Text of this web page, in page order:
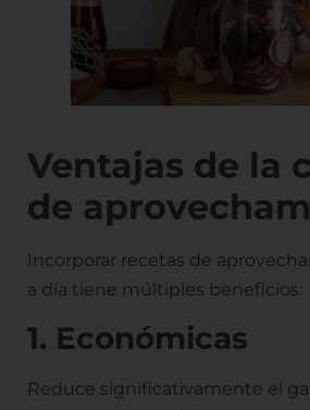
Ventajas de la
de
Incorporar recetas de
a día tiene múltiples beneficios:
1. Económicas
Reduce significativamente el